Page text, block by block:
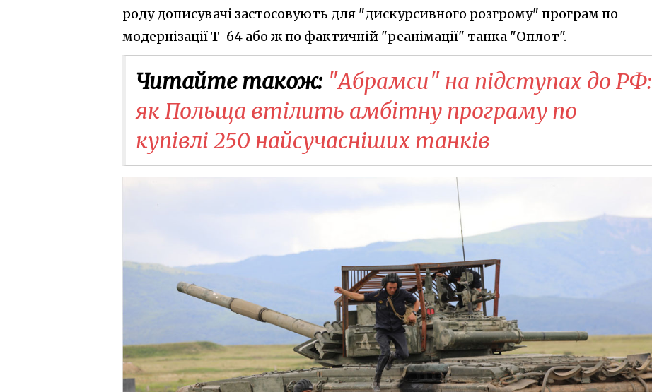
роду дописувачі застосовують для "дискурсивного розгрому" програм по
модернізації Т-64 або ж по фактичній "реанімації" танка "Оплот".
Читайте також: "Абрамси" на підступах до РФ:
як Польща втілить амбітну програму по
купівлі 250 найсучасніших танків